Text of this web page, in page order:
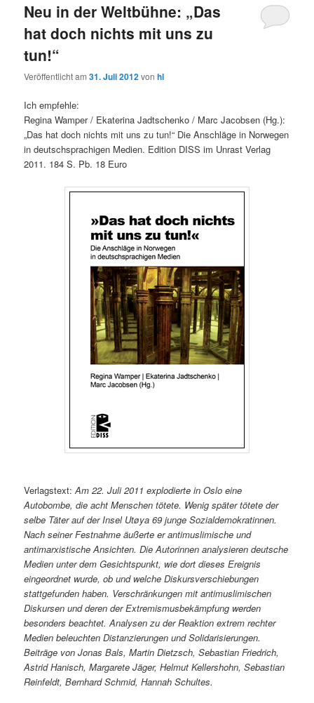
Neu in der Weltbühne: „Das
hat doch nichts mit uns zu
tun!“
Veröffentlicht am31. Juli 2012vonhl
Ich empfehle:
Regina Wamper / Ekaterina Jadtschenko / Marc Jacobsen (Hg.):
„Das hat doch nichts mit uns zu tun!“ Die Anschläge in Norwegen
in deutschsprachigen Medien. Edition DISS im Unrast Verlag
2011. 184 S. Pb. 18 Euro
Verlagstext:Am 22. Juli 2011 explodierte in Oslo eine
Autobombe, die acht Menschen tötete. Wenig später tötete der
selbe Täter auf der Insel Utøya 69 junge Sozialdemokratinnen.
Nach seiner Festnahme äußerte er antimuslimische und
antimarxistische Ansichten. Die Autorinnen analysieren deutsche
Medien unter dem Gesichtspunkt, wie dort dieses Ereignis
eingeordnet wurde, ob und welche Diskursverschiebungen
stattgefunden haben. Verschränkungen mit antimuslimischen
Diskursen und deren der Extremismusbekämpfung werden
besonders beachtet. Analysen zu der Reaktion extrem rechter
Medien beleuchten Distanzierungen und Solidarisierungen.
Beiträge von Jonas Bals, Martin Dietzsch, Sebastian Friedrich,
Astrid Hanisch, Margarete Jäger, Helmut Kellershohn, Sebastian
Reinfeldt, Bernhard Schmid, Hannah Schultes.